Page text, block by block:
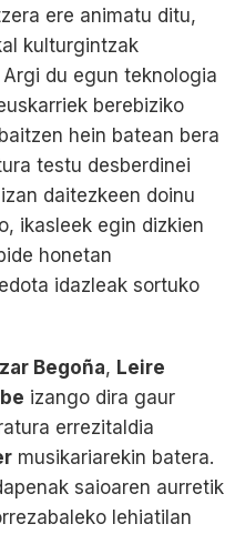
ere animatu ditu,
kulturgintzak
du egun teknologia
berebiziko
hein batean bera
testu desberdinei
daitezkeen doinu
ikasleek egin dizkien
honetan
idazleak sortuko
Begoña, Leire
izango dira gaur
errezitaldia
musikariarekin batera.
saioaren aurretik
lehiatilan